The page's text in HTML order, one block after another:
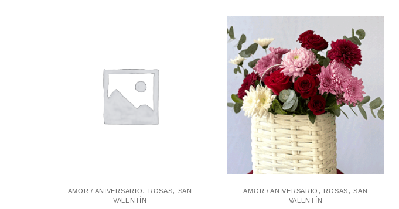
AMOR / ANIVERSARIO, ROSAS, SAN
VALENTÍN
AMOR / ANIVERSARIO , ROSAS,SAN
VALENTÍN